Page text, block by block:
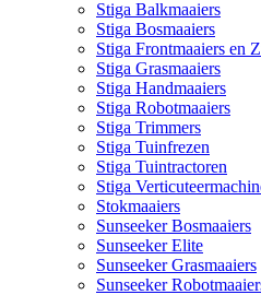
Stiga Balkmaaiers
Stiga Bosmaaiers
Stiga Frontmaaiers en
Stiga Grasmaaiers
Stiga Handmaaiers
Stiga Robotmaaiers
Stiga Trimmers
Stiga Tuinfrezen
Stiga Tuintractoren
Stiga
Stokmaaiers
Sunseeker Bosmaaiers
Sunseeker Elite
Sunseeker Grasmaaiers
Sunseeker